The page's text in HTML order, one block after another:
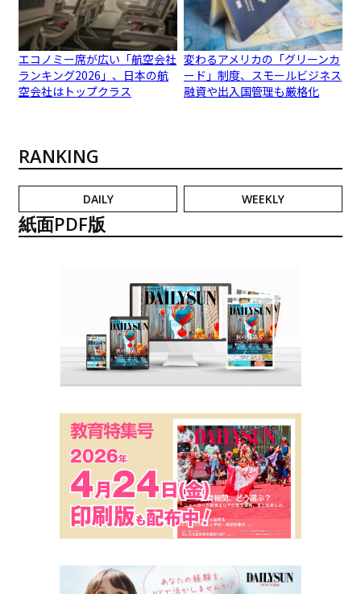
エコノミー席が広い「航空会社
ランキング2026」、日本の航
空会社はトップクラス
変わるアメリカの「グリーンカ
ード」制度、スモールビジネス
融資や出入国管理も厳格化
RANKING
DAILY WEEKLY
紙面PDF版